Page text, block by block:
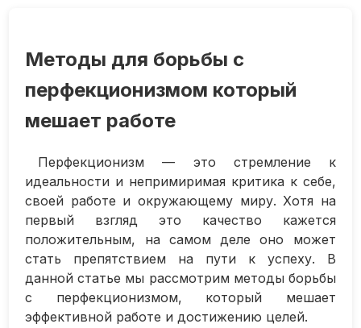
Методы для борьбы с
перфекционизмом который
мешает работе
Перфекционизм — это стремление к
идеальности и непримиримая критика к себе,
своей работе и окружающему миру. Хотя на
первый взгляд это качество кажется
положительным, на самом деле оно может
стать препятствием на пути к успеху. В
данной статье мы рассмотрим методы борьбы
с перфекционизмом, который мешает
эффективной работе и достижению целей.